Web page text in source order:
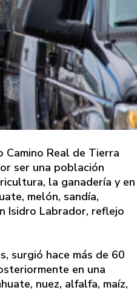
Camino Real de Tierra
ser una población
la ganadería y en
melón, sandía,
Isidro Labrador, reflejo
surgió hace más de 60
en una
nuez, alfalfa, maíz,